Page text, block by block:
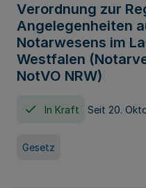
Verordnung zur
Angelegenheiten
Notarwesens im
Westfalen
NotVO NRW)
In Kraft Seit 20.
Gesetz